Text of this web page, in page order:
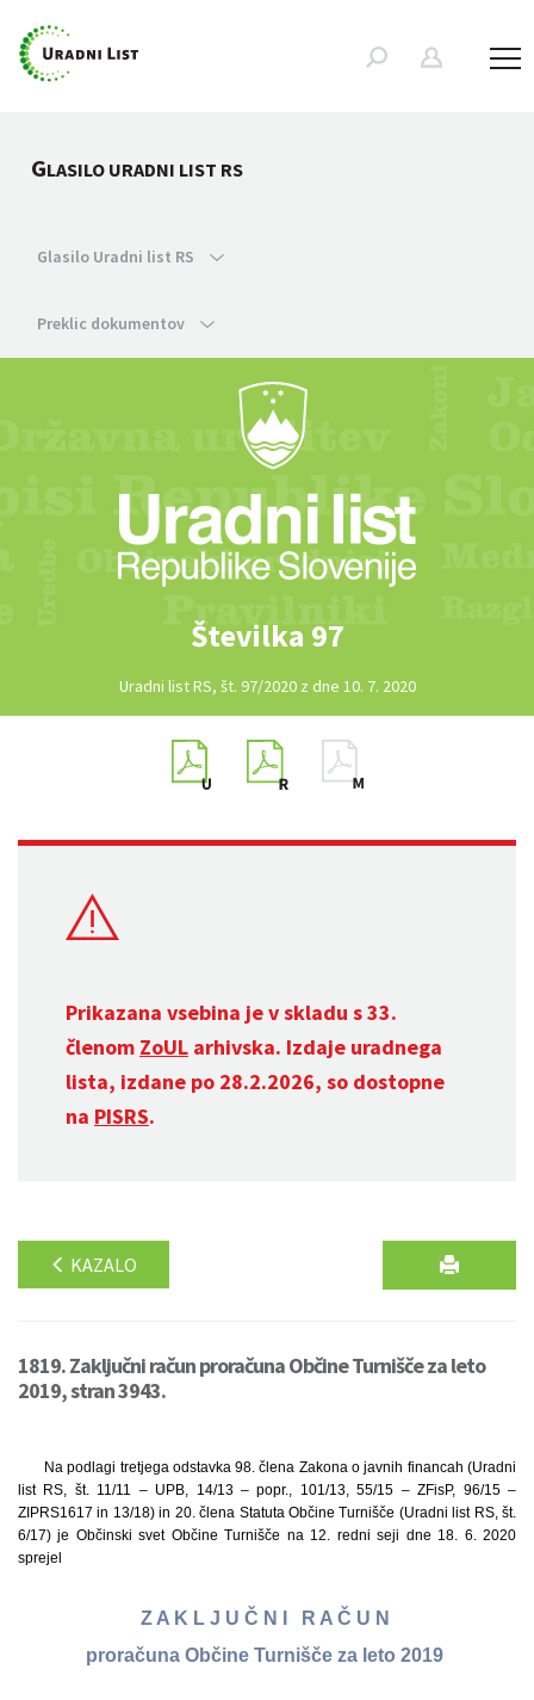
GLASILO URADNI LIST RS
Glasilo Uradni list RS
Preklic dokumentov
Številka 97
Uradni list RS, št. 97/2020 z dne 10. 7. 2020
Prikazana vsebina je v skladu s 33.
členom ZoUL arhivska. Izdaje uradnega
lista, izdane po 28.2.2026, so dostopne
na PISRS.
KAZALO
1819. Zaključni račun proračuna Občine Turnišče za leto
2019, stran 3943.
Na podlagi tretjega odstavka 98. člena Zakona o javnih financah (Uradni
list RS, št. 11/11 – UPB, 14/13 – popr., 101/13, 55/15 – ZFisP, 96/15 –
ZIPRS1617 in 13/18) in 20. člena Statuta Občine Turnišče (Uradni list RS, št.
6/17) je Občinski svet Občine Turnišče na 12. redni seji dne 18. 6. 2020
sprejel
Z A K L J U Č N I R A Č U N
proračuna Občine Turnišče za leto 2019